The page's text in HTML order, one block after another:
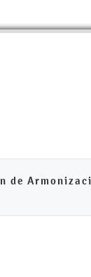
de